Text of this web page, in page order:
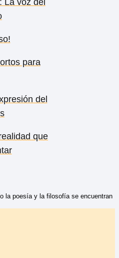
para
del
que
la poesía y la filosofía se encuentran